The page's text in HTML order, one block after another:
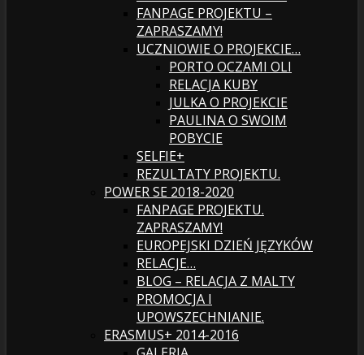
FANPAGE PROJEKTU –
ZAPRASZAMY!
UCZNIOWIE O PROJEKCIE…
PORTO OCZAMI OLI
RELACJA KUBY
JULKA O PROJEKCIE
PAULINA O SWOIM
POBYCIE
SELFIE+
REZULTATY PROJEKTU.
POWER SE 2018-2020
FANPAGE PROJEKTU.
ZAPRASZAMY!
EUROPEJSKI DZIEŃ JĘZYKÓW
RELACJE…
BLOG – RELACJA Z MALTY
PROMOCJA I
UPOWSZECHNIANIE.
ERASMUS+ 2014-2016